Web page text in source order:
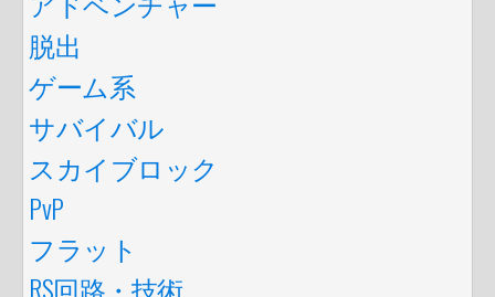
脱出
ゲーム系
サバイバル
スカイブロック
PvP
フラット
RS回路・技術